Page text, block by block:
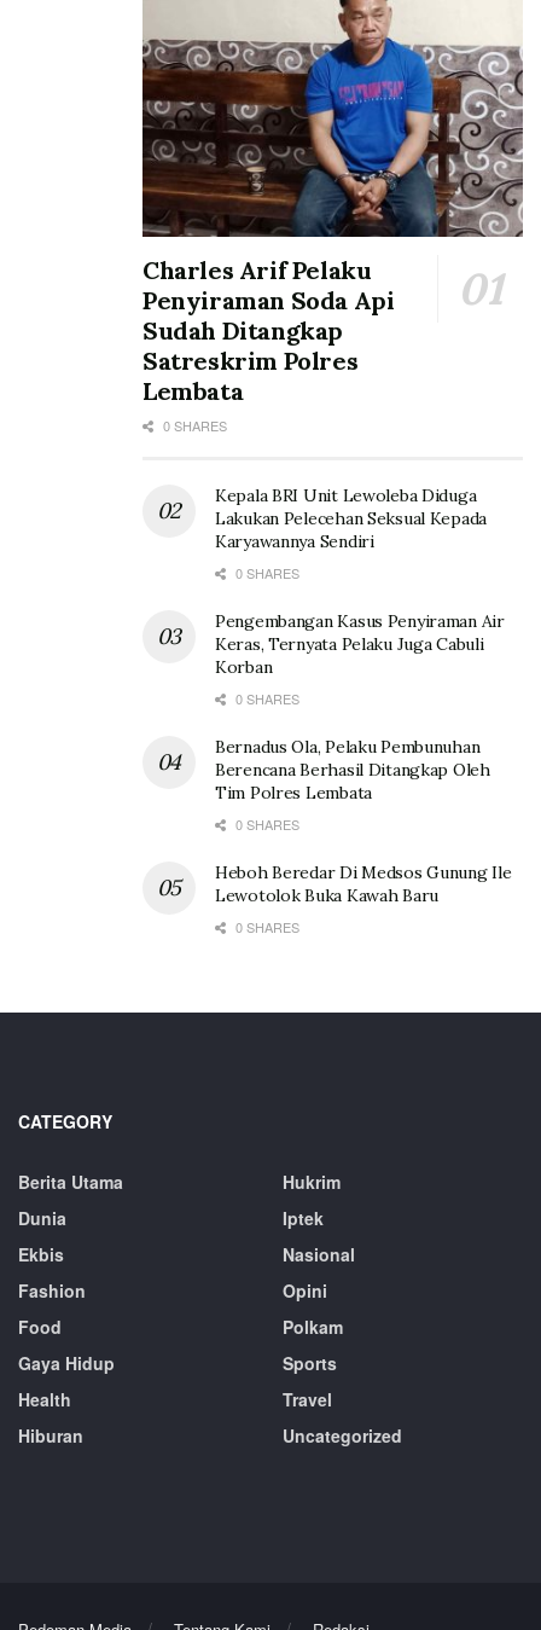
Charles Arif Pelaku
Penyiraman Soda Api
Sudah Ditangkap
Satreskrim Polres
Lembata
0 SHARES
Kepala BRI Unit Lewoleba Diduga
Lakukan Pelecehan Seksual Kepada
Karyawannya Sendiri
0 SHARES
Pengembangan Kasus Penyiraman Air
Keras, Ternyata Pelaku Juga Cabuli
Korban
0 SHARES
Bernadus Ola, Pelaku Pembunuhan
Berencana Berhasil Ditangkap Oleh
Tim Polres Lembata
0 SHARES
Heboh Beredar Di Medsos Gunung Ile
Lewotolok Buka Kawah Baru
0 SHARES
CATEGORY
Berita Utama
Dunia
Ekbis
Fashion
Food
Gaya Hidup
Health
Hiburan
Hukrim
Iptek
Nasional
Opini
Polkam
Sports
Travel
Uncategorized